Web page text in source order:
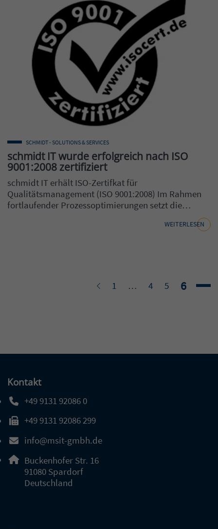
schmidt IT wurde erfolgreich nach ISO
9001:2008 zertifiziert
SCHMIDT - SOLUTIONS & SERVICES
schmidt IT erhält ISO-Zertifkat für
Qualitätsmanagement (ISO 9001:2008) Im Rahmen
fortlaufender Prozessoptimierungen setzt die…
WEITERLESEN
ZurückSeite
1 … Seite
4 Seite
5 Seite
6
Kontakt
+49 9131 92086 0
Telefonnummer: 4 9 9 1 3 1 9 2 0 8 6 0
+49 9131 92086 299
Faxnummer: 4 9 9 1 3 1 9 2 0 8 6 2 9 9
info@msit-gmbh.de
E-Mail Adresse: info@msit-gmbh.de
Adresse:
Buckenhofer Str. 16
91080 , 9 1 0 8 0
Spardorf
Deutschland